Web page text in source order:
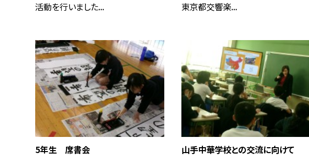
活動を行いました...
東京都交響楽...
5年生 席書会 山手中華学校との交流に向けて